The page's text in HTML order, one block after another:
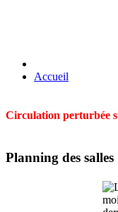
Accueil
Circulation perturbée
Planning des salles